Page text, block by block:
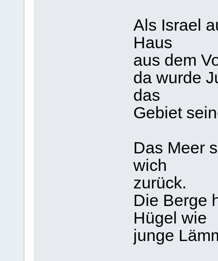
Als Israel
Haus
aus dem
da wurde
das
Gebiet
Das Meer
wich
zurück.
Die Berge
Hügel wie
junge